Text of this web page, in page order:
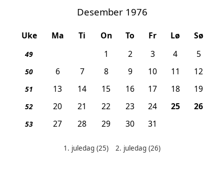
Desember 1976
Uke Ma Ti On To Fr Lø Sø
49 1 2 3 4 5
50 6 7 8 9 10 11 12
51 13 14 15 16 17 18 19
52 20 21 22 23 24 25, 1. juledag
26, 2.
53 27 28 29 30 31
Helligdager denne måneden:
1. juledag(25) 2. juledag (26)